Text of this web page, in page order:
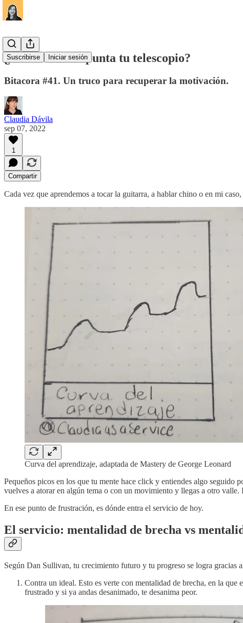
Suscribirse Iniciar sesión
¿Hacía donde apunta tu telescopio?
Bitacora #41. Un truco para recuperar la motivación.
Claudia Dávila
sep 07, 2022
1
Compartir
Cada vez que aprendemos a tocar la guitarra, a hablar chino o en mi
Curva del aprendizaje, adaptada de Mastery de George Leonard
Pequeños picos en los que tu mente hace click y entiendes algo seguido
vuelves a atorar en algún tema o con un movimiento y llegas a otro
En ese punto de frustración, es dónde entra el servicio de hoy.
El servicio: mentalidad de brecha vs
Según Dan Sullivan, tu crecimiento futuro y tu progreso se logra gracias
Contra un ideal. Esto es verte con mentalidad de brecha, en la
frustrado y si ya andas desanimado, te desanima peor.